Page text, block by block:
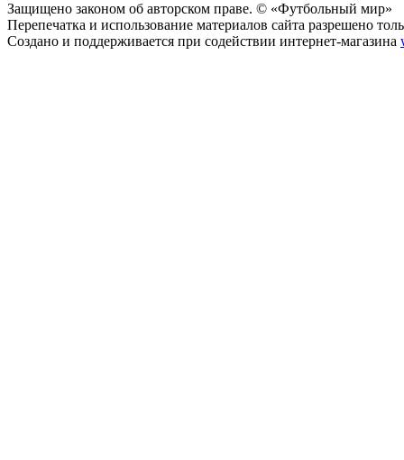
Защищено законом об авторском праве. © «Футбольный мир»
Перепечатка и использование материалов сайта разрешено
Создано и поддерживается при содействии интернет-магазина